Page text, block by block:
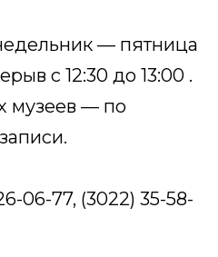
— пятница
с 12:30 до 13:00 .
музеев — по
06-77, (3022) 35-58-